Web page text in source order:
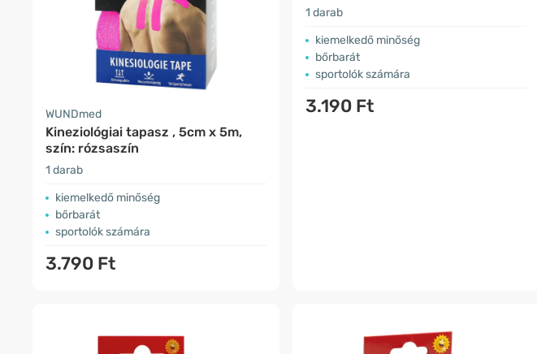
WUNDmed
Kineziológiai tapasz , 5cm x 5m,
szín: rózsaszín
1 darab
kiemelkedő minőség
bőrbarát
sportolók számára
3.790 Ft
1 darab
kiemelkedő minőség
bőrbarát
sportolók számára
3.190 Ft